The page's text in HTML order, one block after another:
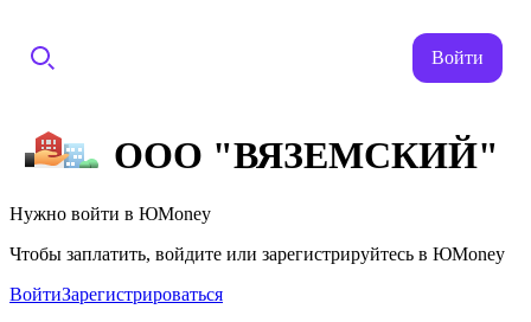
Войти
ООО "ВЯЗЕМСКИЙ"
Нужно войти в ЮMoney
Чтобы заплатить, войдите или зарегистрируйтесь в ЮMoney
ВойтиЗарегистрироваться